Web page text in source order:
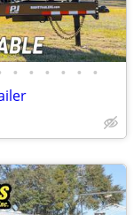
• • • • • •